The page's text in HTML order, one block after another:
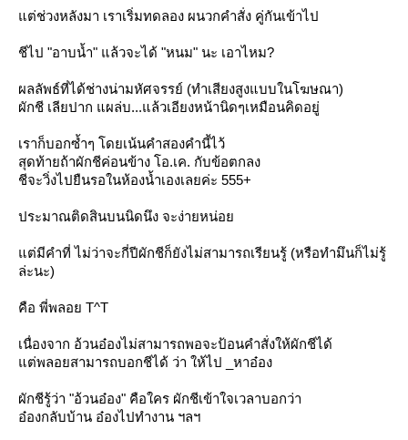
ต่ช่วงหลังมา เราเริ่มทดลอง ผนวกคำสั่ง คู่กันเข้าไป
ชีไป "อาบน้ำ" ล้วจะได้ "หนม" นะ เอาไหม?
ผลลัพธ์ที่ได้ช่างน่ามหัศจรรย์ (ทำเสียงสูงแบบในโฆษณา)
ผักชี เลียปาก แผล่บ...แล้วเอียงหน้านิดๆเหมือนคิดอยู่
เราก็บอกซ้ำๆ โดยเน้นคำสองคำนี้ไว้
สุดท้ายถ้าผักชีค่อนข้าง โอ.เค. กับข้อตกลง
ชีจะวิ่งไปยืนรอในห้องน้ำเองเลยค่ะ 555+
ประมาณติดสินบนนิดนึง จะง่ายหน่อ
ต่มีคำที่ ไม่ว่าจะกี่ปีผักชีก็ยังไม่สามารถเรียนรู้ (หรือทำมึนก็ไม่รู้
ล่ะนะ)
คือ พี่พลอย T^T
เนื่องจาก อ้วนอ๋องไม่สามารถพอจะป้อนคำสั่งให้ผักชีได้
ต่พลอยสามารถบอกชีได้ ว่า ให้ไป _หาอ๋อง
ผักชีรู้ว่า "อ้วนอ๋อง" คือใคร ผักชีเข้าใจเวลาบอกว่า
อ๋องกลับบ้าน อ๋องไปทำงาน ฯลฯ